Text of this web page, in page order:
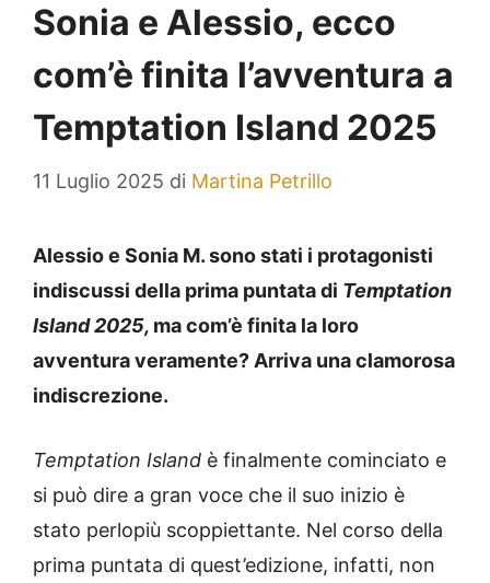
Sonia e Alessio, ecco
com’è finita l’avventura a
Temptation Island 2025
11 Luglio 2025 di Martina Petrillo
Alessio e Sonia M. sono stati i protagonisti
indiscussi della prima puntata di Temptation
Island 2025, ma com’è finita la loro
avventura veramente? Arriva una clamorosa
indiscrezione.
Temptation Island è finalmente cominciato e
si può dire a gran voce che il suo inizio è
stato perlopiù scoppiettante. Nel corso della
prima puntata di quest’edizione, infatti, non